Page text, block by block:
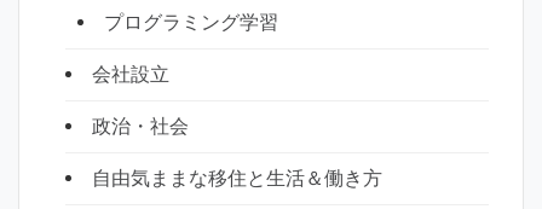
プログラミング学習
会社設立
政治・社会
自由気ままな移住と生活＆働き方